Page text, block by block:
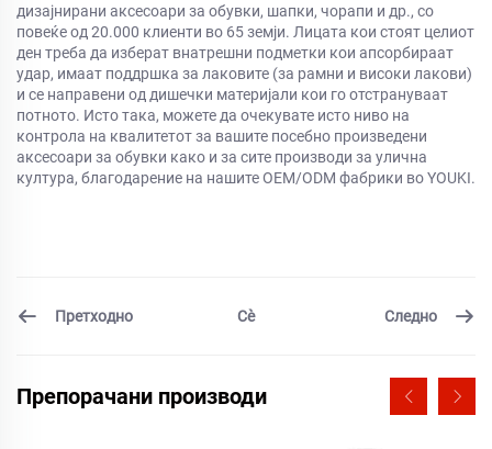
дизајнирани аксесоари за обувки, шапки, чорапи и др., со
повеќе од 20.000 клиенти во 65 земји. Лицата кои стоят целиот
ден треба да изберат внатрешни подметки кои апсорбираат
удар, имаат поддршка за лаковите (за рамни и високи лакови)
и се направени од дишечки материјали кои го отстрануваат
потното. Исто така, можете да очекувате исто ниво на
контрола на квалитетот за вашите посебно произведени
аксесоари за обувки како и за сите производи за улична
култура, благодарение на нашите OEM/ODM фабрики во YOUKI.
Претходно Сѐ Следно
Препорачани производи